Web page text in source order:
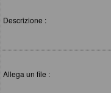
Descrizione :
Allega un file :